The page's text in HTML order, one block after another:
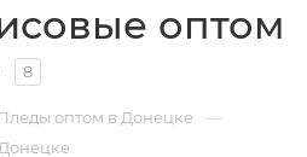
оптом
8
оптом в Донецке —